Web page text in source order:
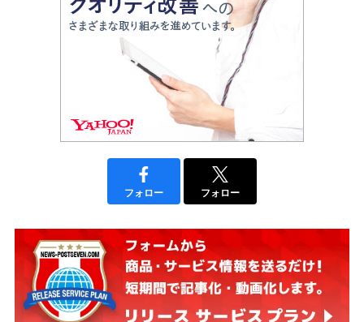
フォロー フォロー